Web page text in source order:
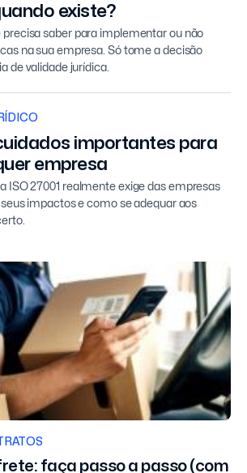
existe?
precisa saber para implementar ou não
na sua empresa. Só tome a decisão
de validade jurídica.
importantes para
empresa
ISO 27001 realmente exige das empresas
seus impactos e como se adequar aos
faça passo a passo (com